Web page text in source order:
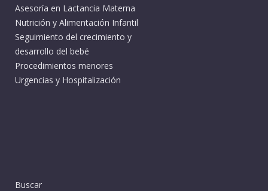
Asesoría en Lactancia Materna
Nutrición y Alimentación Infantil
Seguimiento del crecimiento y
desarrollo del bebé
Procedimientos menores
Urgencias y Hospitalización
Buscar